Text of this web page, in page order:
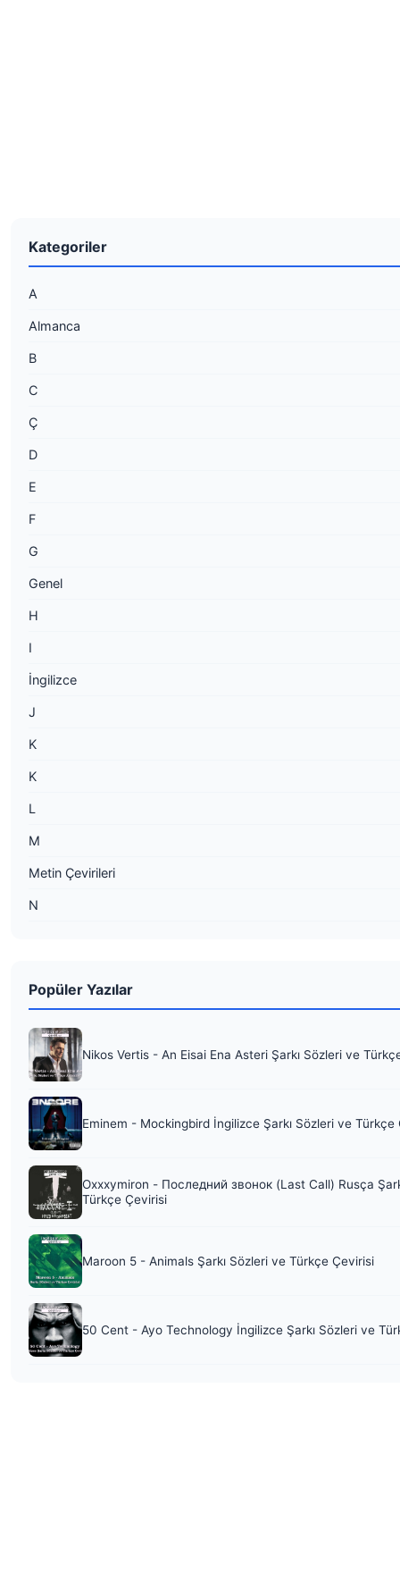
Kategoriler
A
Almanca
B
C
Ç
D
E
F
G
Genel
H
I
İngilizce
J
K
K
L
M
Metin Çevirileri
N
Popüler Yazılar
Nikos Vertis - An Eisai Ena Asteri Şarkı Sözleri ve
Eminem - Mockingbird İngilizce Şarkı Sözleri ve Türkçe
Oxxxymiron - Последний звонок (Last Call) Rusça
Türkçe Çevirisi
Maroon 5 - Animals Şarkı Sözleri ve Türkçe Çevirisi
50 Cent - Ayo Technology İngilizce Şarkı Sözleri ve